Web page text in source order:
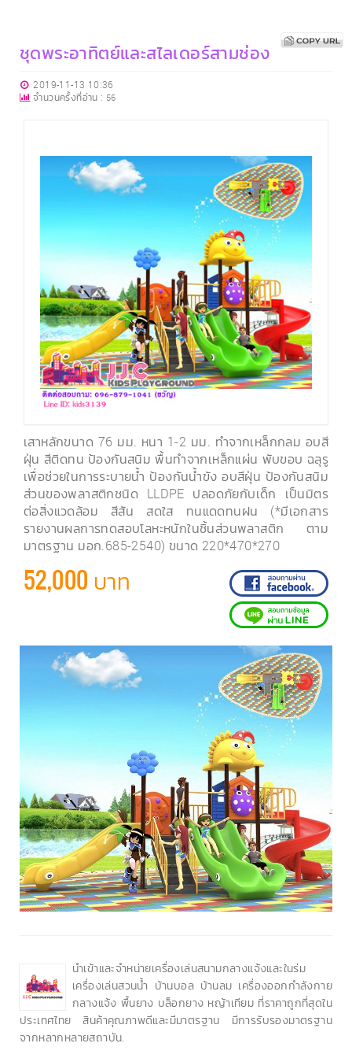
ชุดพระอาทิตย์และสไลเดอร์สามช่อง
2019-11-13 10:36
จำนวนครั้งที่อ่าน : 56
เสาหลักขนาด 76 มม. หนา 1-2 มม. ทำจากเหล็กกลม อบสี
ฝุ่น สีติดทน ป้องกันสนิม พื้นทำจากเหล็กแผ่น พับขอบ ฉลุรู
เพื่อช่วยในการระบายน้ำ ป้องกันน้ำขัง อบสีฝุ่น ป้องกันสนิม
ส่วนของพลาสติกชนิด LLDPE ปลอดภัยกับเด็ก เป็นมิตร
ต่อสิ่งแวดล้อม สีสัน สดใส ทนแดดทนฝน (*มีเอกสาร
รายงานผลการทดสอบโลหะหนักในชิ้นส่วนพลาสติก ตาม
มาตรฐาน มอก.685-2540) ขนาด 220*470*270
52,000 บาท
นำเข้าและจำหน่ายเครื่องเล่นสนามกลางแจ้งและในร่ม
เครื่องเล่นสวนน้ำ บ้านบอล บ้านลม เครื่องออกกำลังกาย
กลางแจ้ง พื้นยาง บล็อกยาง หญ้าเทียม ที่ราคาถูกที่สุดใน
ประเทศไทย สินค้าคุณภาพดีและมีมาตรฐาน มีการรับรองมาตรฐาน
จากหลากหลายสถาบัน.